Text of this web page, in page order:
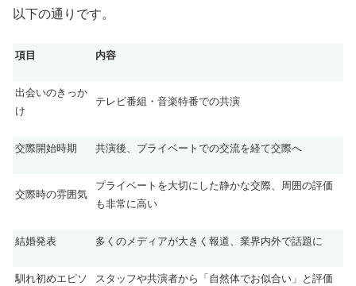
以下の通りです。
項目 内容
出会いのきっか
け
テレビ番組・音楽特番での共演
交際開始時期 共演後、プライベートでの交流を経て交際へ
交際時の雰囲気
プライベートを大切にした静かな交際、周囲の評価
も非常に高い
結婚発表 多くのメディアが大きく報道、業界内外で話題に
馴れ初めエピソ スタッフや共演者から「自然体でお似合い」と評価